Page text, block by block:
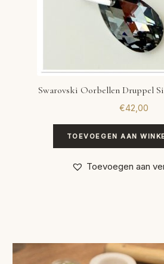
Swarovski Oorbellen Druppel
€42,00
TOEVOEGEN AAN
Toevoegen aan